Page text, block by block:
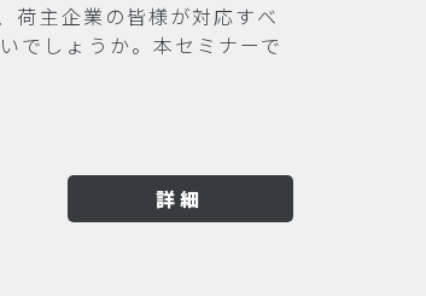
主企業の皆様が対応すべ
でしょうか。本セミナーで
詳細